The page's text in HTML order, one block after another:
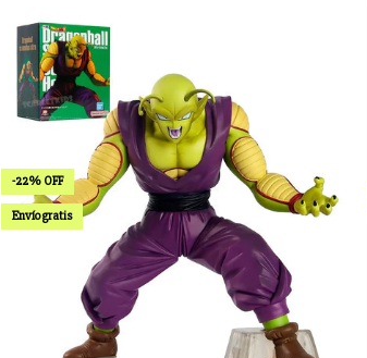
-22% OFF
Envío gratis